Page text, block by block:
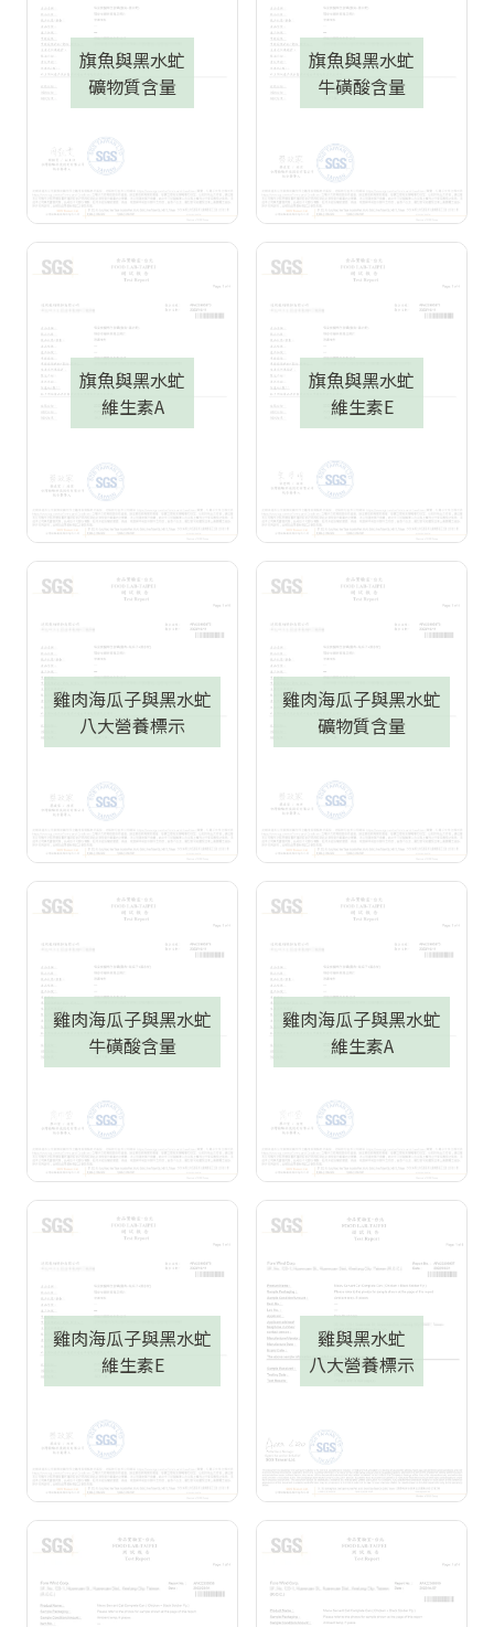
旗魚與黑水虻
礦物質含量
旗魚與黑水虻
牛磺酸含量
旗魚與黑水虻
維生素A
旗魚與黑水虻
維生素E
雞肉海瓜子與黑水虻
八大營養標示
雞肉海瓜子與黑水虻
礦物質含量
雞肉海瓜子與黑水虻
牛磺酸含量
雞肉海瓜子與黑水虻
維生素A
雞肉海瓜子與黑水虻
維生素E
雞與黑水虻
八大營養標示